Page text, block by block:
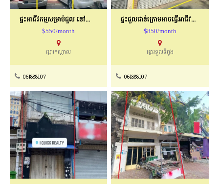
ផ្ទះអាជីវកម្មសម្រាប់ជួល នៅផ្សារកណ្ដាល
$550/month
ផ្សារកណ្ដាល
061888107
ផ្ទះជួលជាន់ក្រោមអាចធ្វើអាជីវកម្មបាននៅផ្សារទួលទំពូង
$850/month
ផ្សារទួលទំពូង
061888107